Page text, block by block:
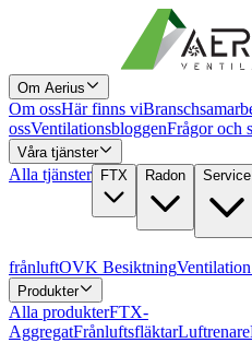
Om Aerius
Om ossHär finns vi
ossVentilationsbloggenFrågor och
Våra tjänster
Alla tjänster FTX Radon Service
frånluftOVK Besiktning
Produkter
Alla produkterFTX-
AggregatFrånluftsfläktarLuftrenare